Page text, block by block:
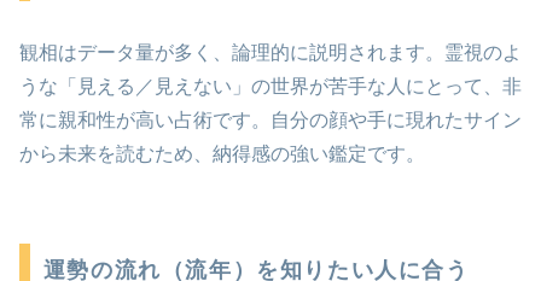
観相はデータ量が多く、論理的に説明されます。霊視のよ
うな「見える／見えない」の世界が苦手な人にとって、非
常に親和性が高い占術です。自分の顔や手に現れたサイン
から未来を読むため、納得感の強い鑑定です。
運勢の流れ（流年）を知りたい人に合う